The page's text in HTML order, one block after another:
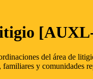
del área de
y comunidades